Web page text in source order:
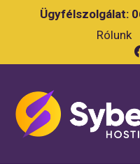
Ügyfélszolgálat:
Rólunk